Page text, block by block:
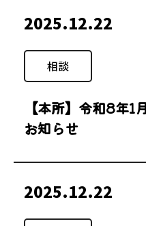
2025.12.22
相談
【本所】令和8年1
お知らせ
2025.12.22